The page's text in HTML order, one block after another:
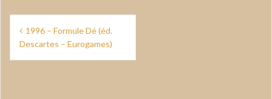
Navigation
de
l’article
1996 – Formule Dé (éd.
Descartes – Eurogames)